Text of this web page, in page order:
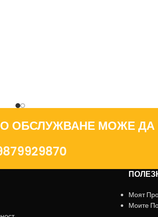
ОБСЛУЖВАНЕ МОЖЕ
Моят
Моите